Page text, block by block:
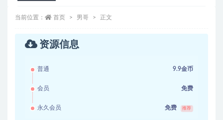
当前位置： 首页 男哥 正文
资源信息
普通 9.9金币
会员 免费
永久会员 免费 推荐